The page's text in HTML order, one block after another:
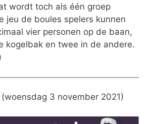
wordt toch als één groep
jeu de boules spelers kunnen
vier personen op de baan,
kogelbak en twee in de andere.
(woensdag 3 november 2021)